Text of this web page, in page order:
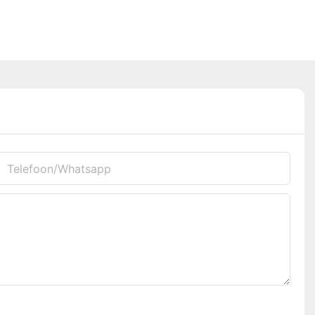
Telefoon/whatsapp